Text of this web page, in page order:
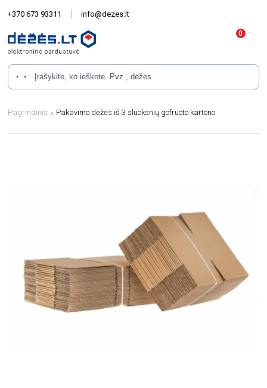
+370 673 93311 info@dezes.lt
Pagrindinis Pakavimo dėžės iš 3 sluoksnių gofruoto kartono